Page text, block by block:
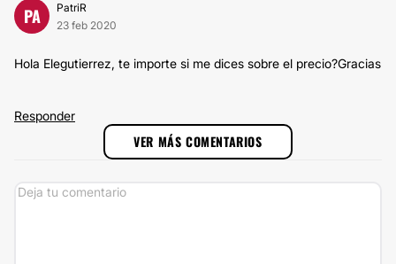
PA
PatriR
23 feb 2020
Hola Elegutierrez, te importe si me dices sobre el precio?Gracias
Responder
VER MÁS COMENTARIOS